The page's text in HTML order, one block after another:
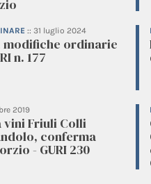
:: 31 luglio 2024
modifiche ordinarie
n. 177
2019
vini Friuli Colli
conferma
- GURI 230